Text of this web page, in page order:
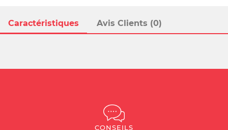
Caractéristiques Avis Clients (0)
CONSEILS